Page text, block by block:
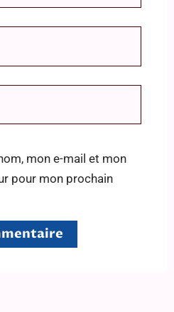
mon e-mail et mon
pour mon prochain